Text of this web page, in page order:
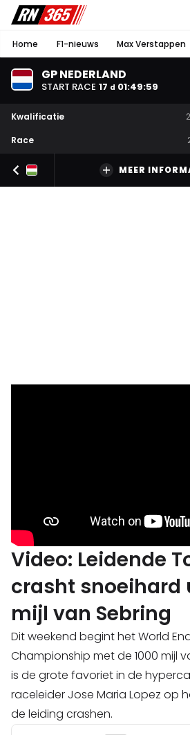
Home F1-nieuws Max Verstappen
GP NEDERLAND
START RACE 17 d 01:49:58
Kwalificatie
Race
MEER
Video: Leidende
crasht snoeihard
mijl van Sebring
Dit weekend begint het World
Championship met de 1000 mijl
is de grote favoriet in de
raceleider Jose Maria Lopez op
de leiding crashen.